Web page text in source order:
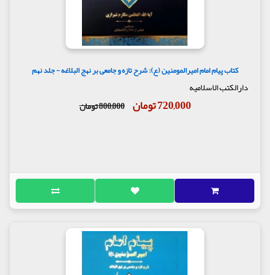
نویسنده در ابتدا ترجمه حکمت را ارائه می‌کند. سپس
در پاورقی به سند آن‌ها پرداخته و نام برخی کتاب‌ها که
حدیث را ذکر کرده‌اند، می‌آورد. در نهایت به شرح و
تفسیر آن‌ها می‌پردازد.
مقاله پایانی :
در انتهای جلد پایانی کتاب، فصلی با عنوان «پیام امام
امیرالمومنین(ع) (شرح تازه و جامعی بر نهج البلاغه)» به
عنوان توضیحی پیرامون کتاب توسط سعید داودی نگاشته
روانی قلم و قابلیت فهم برای عموم مخاطبان.
شرح همه فصل‎ها و فرازهای نهج البلاغه و شرح جمله به
جمله مطالب.
واژه‌های مشابه بسیاری وجود دارد. برخی شارحان این
قضیه را در راستای تأکید و تنوع در بیان مطالب
می‌دانند. در حالی که در این اثر، اصل در تفسیر جمله‌ها
بر تأسیسی بودن گذاشته شده، به این معنی که هر واژه
کتاب پیام امام امیرالمومنین (ع): شرح تازه و جامعی بر نهج البلاغه - جلد نهم
دارالکتب الاسلامیه
720,000 تومان 800,000 تومان